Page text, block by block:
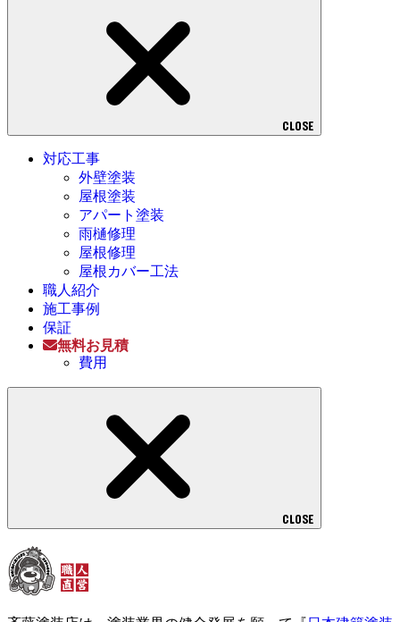
CLOSE
対応工事
外壁塗装
屋根塗装
アパート塗装
雨樋修理
屋根修理
屋根カバー工法
職人紹介
施工事例
保証
無料お見積
費用
CLOSE